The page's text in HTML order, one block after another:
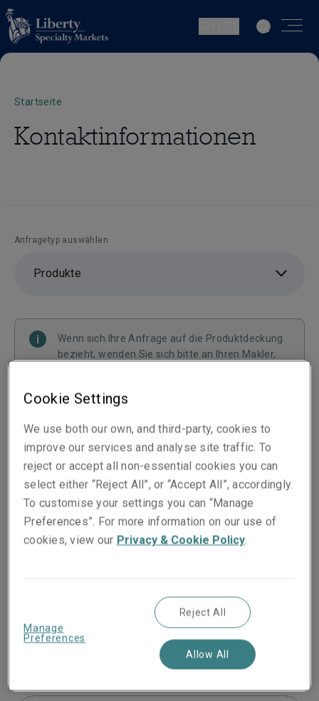
Startseite
Kontaktinformationen
Anfragetyp auswählen
Produkte
Wenn sich Ihre Anfrage auf die Produktdeckung
bezieht, wenden Sie sich bitte an Ihren Makler,
Ihre Angaben
Stay up to date with the latest updates, Unique
Perspectives and more from Liberty Specialty
Markets.
Cookie Settings
We use both our own, and third-party, cookies to
improve our services and analyse site traffic. To
reject or accept all non-essential cookies you can
select either “Reject All”, or “Accept All”, accordingly.
To customise your settings you can “Manage
Preferences”. For more information on our use of
cookies, view our Privacy & Cookie Policy.
Manage
Preferences
Reject All
Allow All